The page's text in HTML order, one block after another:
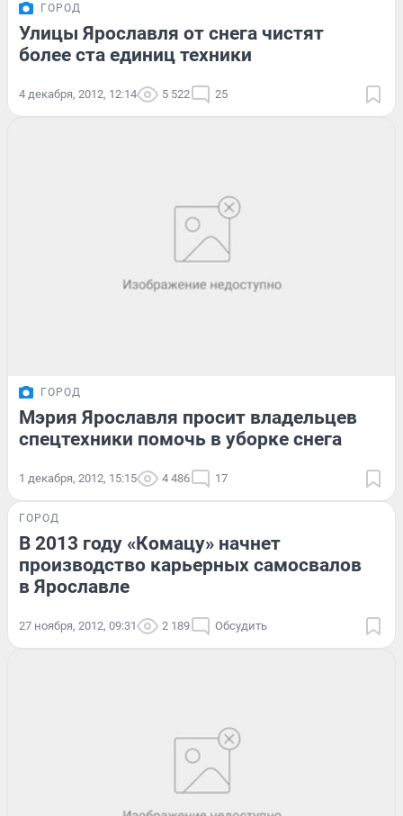
ГОРОД
Улицы Ярославля от снега чистят
более ста единиц техники
4 декабря, 2012, 12:14 5 522 25
ГОРОД
Мэрия Ярославля просит владельцев
спецтехники помочь в уборке снега
1 декабря, 2012, 15:15 4 486 17
ГОРОД
В 2013 году «Комацу» начнет
производство карьерных самосвалов
в Ярославле
27 ноября, 2012, 09:31 2 189 Обсудить